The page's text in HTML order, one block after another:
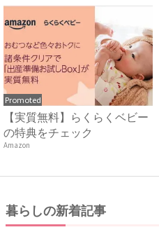
Promoted
【実質無料】らくらくベビー
の特典をチェック
Amazon
暮らしの新着記事